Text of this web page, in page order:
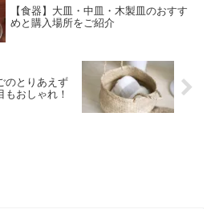
【食器】大皿・中皿・木製皿のおすす
めと購入場所をご紹介
のとりあえず
もおしゃれ！